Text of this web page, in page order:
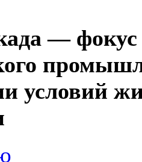
— фокус
условий